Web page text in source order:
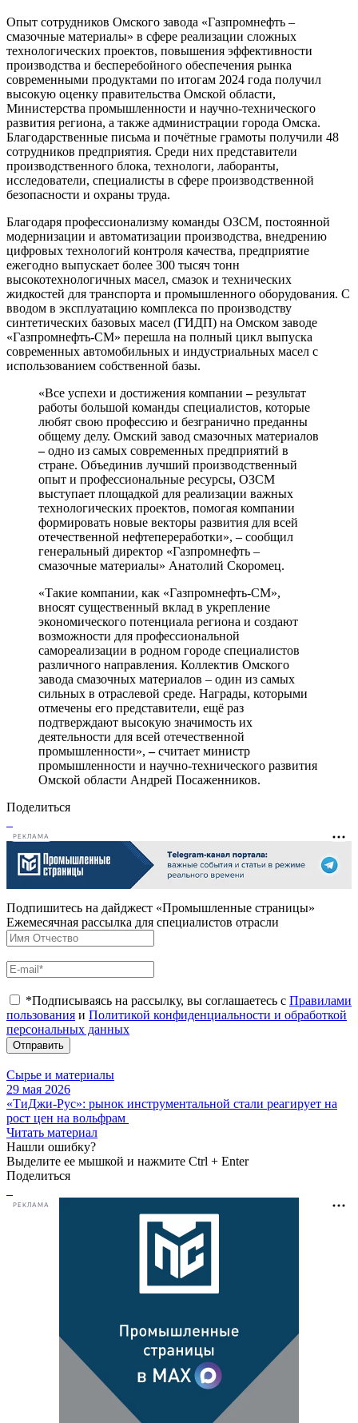
Опыт сотрудников Омского завода «Газпромнефть –
смазочные материалы» в сфере реализации сложных
технологических проектов, повышения эффективности
производства и бесперебойного обеспечения рынка
современными продуктами по итогам 2024 года получил
высокую оценку правительства Омской области,
Министерства промышленности и научно-технического
развития региона, а также администрации города Омска.
Благодарственные письма и почётные грамоты получили 48
сотрудников предприятия. Среди них представители
производственного блока, технологи, лаборанты,
исследователи, специалисты в сфере производственной
безопасности и охраны труда.
Благодаря профессионализму команды ОЗСМ, постоянной
модернизации и автоматизации производства, внедрению
цифровых технологий контроля качества, предприятие
ежегодно выпускает более 300 тысяч тонн
высокотехнологичных масел, смазок и технических
жидкостей для транспорта и промышленного оборудования. С
вводом в эксплуатацию комплекса по производству
синтетических базовых масел (ГИДП) на Омском заводе
«Газпромнефть-СМ» перешла на полный цикл выпуска
современных автомобильных и индустриальных масел с
использованием собственной базы.
«Все успехи и достижения компании–результат
работы большой команды специалистов, которые
любят свою профессию и безгранично преданны
общему делу. Омский завод смазочных материалов
–одно из самых современных предприятий в
стране. Объединив лучший производственный
опыт и профессиональные ресурсы, ОЗСМ
выступает площадкой для реализации важных
технологических проектов, помогая компании
формировать новые векторы развития для всей
отечественной нефтепереработки», – сообщил
генеральный директор «Газпромнефть –
смазочные материалы» Анатолий Скоромец.
«Такие компании, как «Газпромнефть-СМ»,
вносят существенный вклад в укрепление
экономического потенциала региона и создают
возможности для профессиональной
самореализации в родном городе специалистов
различного направления. Коллектив Омского
завода смазочных материалов – один из самых
сильных в отраслевой среде. Награды, которыми
отмечены его представители, ещё раз
подтверждают высокую значимость их
деятельности для всей отечественной
промышленности»,–считает министр
промышленности и научно-технического развития
Омской области Андрей Посаженников.
Поделиться
РЕКЛАМА
Подпишитесь на дайджест «Промышленные страницы»
Ежемесячная рассылка для специалистов отрасли
*Подписываясь на рассылку, вы соглашаетесь с Правилами
пользования и Политикой конфиденциальности и обработкой
персональных данных
Отправить
Сырье и материалы
29 мая 2026
«ТиДжи-Рус»: рынок инструментальной стали реагирует на
рост цен на вольфрам
Читать материал
Нашли ошибку?
Выделите ее мышкой и нажмите Ctrl + Enter
Поделиться
РЕКЛАМА